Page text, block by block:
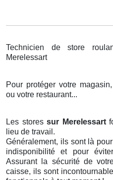
Technicien de store
Merelessart
Pour protéger votre
ou votre restaurant...
Les stores sur Merelessart
lieu de travail.
Généralement, ils sont là
indisponibilité et pour
Assurant la sécurité de
caisse, ils sont